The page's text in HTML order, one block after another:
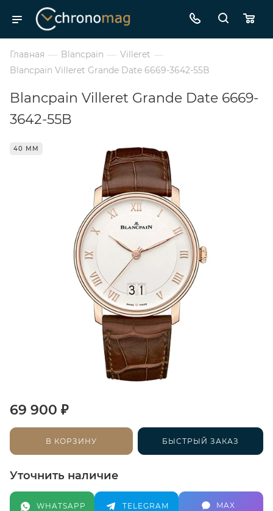
Главная — Blancpain — Villeret —
Blancpain Villeret Grande Date 6669-3642-55B
Blancpain Villeret Grande Date 6669-
3642-55B
40 ММ
69 900 ₽
В КОРЗИНУ БЫСТРЫЙ ЗАКАЗ
Уточнить наличие
WHATSAPP TELEGRAM MAX